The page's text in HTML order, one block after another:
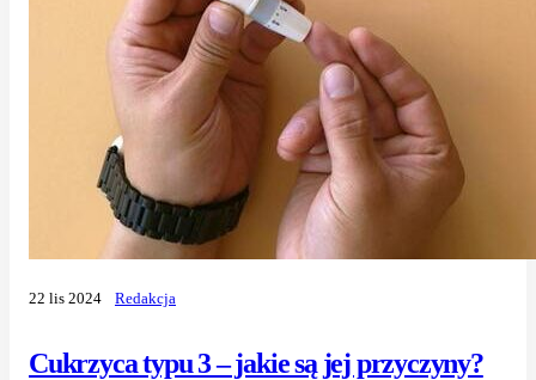
Cukrzyca typu 3 – jakie są jej przyczyny?
22 lis 2024 Redakcja